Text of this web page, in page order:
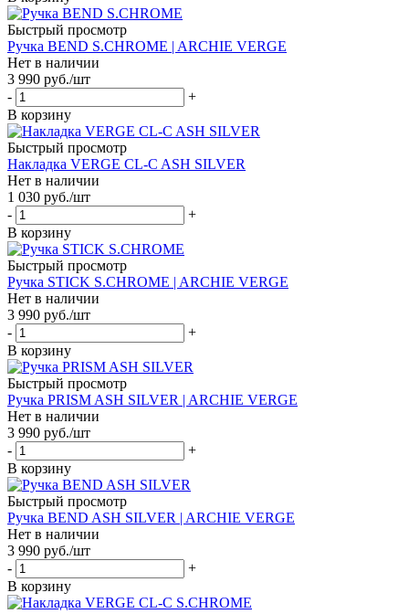
Быстрый просмотр
Ручка BEND S.CHROME | ARCHIE VERGE
Нет в наличии
3 990 руб./шт
-
+
В корзину
Быстрый просмотр
Накладка VERGE CL-C ASH SILVER
Нет в наличии
1 030 руб./шт
-
+
В корзину
Быстрый просмотр
Ручка STICK S.CHROME | ARCHIE VERGE
Нет в наличии
3 990 руб./шт
-
+
В корзину
Быстрый просмотр
Ручка PRISM ASH SILVER | ARCHIE VERGE
Нет в наличии
3 990 руб./шт
-
+
В корзину
Быстрый просмотр
Ручка BEND ASH SILVER | ARCHIE VERGE
Нет в наличии
3 990 руб./шт
-
+
В корзину